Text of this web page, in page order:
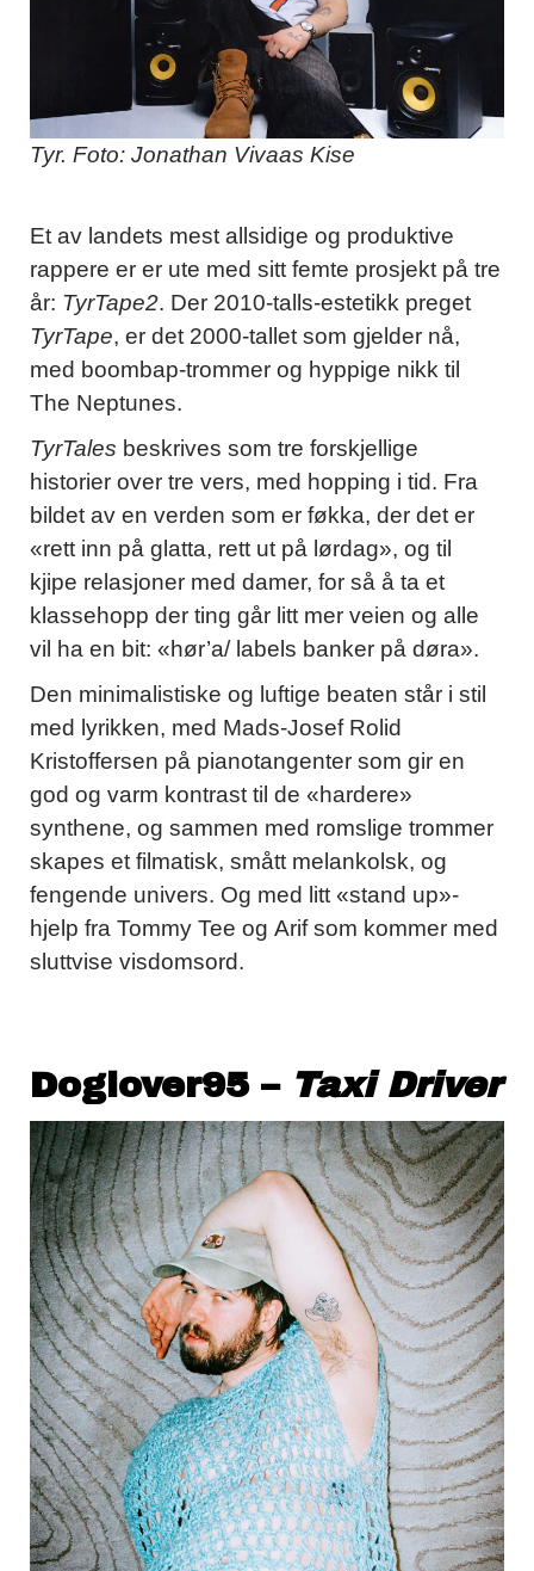
Tyr. Foto: Jonathan Vivaas Kise
Et av landets mest allsidige og produktive
rappere er er ute med sitt femte prosjekt på tre
år: TyrTape2. Der 2010-talls-estetikk preget
TyrTape, er det 2000-tallet som gjelder nå,
med boombap-trommer og hyppige nikk til
The Neptunes.
TyrTales beskrives som tre forskjellige
historier over tre vers, med hopping i tid. Fra
bildet av en verden som er føkka, der det er
«rett inn på glatta, rett ut på lørdag», og til
kjipe relasjoner med damer, for så å ta et
klassehopp der ting går litt mer veien og alle
vil ha en bit: «hør’a/ labels banker på døra».
Den minimalistiske og luftige beaten står i stil
med lyrikken, med Mads-Josef Rolid
Kristoffersen på pianotangenter som gir en
god og varm kontrast til de «hardere»
synthene, og sammen med romslige trommer
skapes et filmatisk, smått melankolsk, og
fengende univers. Og med litt «stand up»-
hjelp fra Tommy Tee og Arif som kommer med
sluttvise visdomsord.
Doglover95 – Taxi Driver